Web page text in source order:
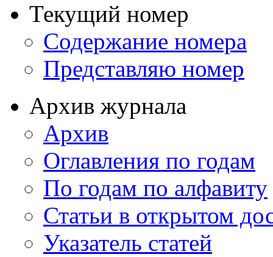
Текущий номер
Содержание номера
Представляю номер
Архив журнала
Архив
Оглавления по годам
По годам по алфавиту
Статьи в открытом
Указатель статей